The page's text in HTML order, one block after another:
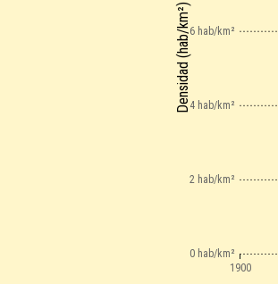
1900
0 hab/km²
2 hab/km²
4 hab/km²
6 hab/km²
Densidad (hab/km²)